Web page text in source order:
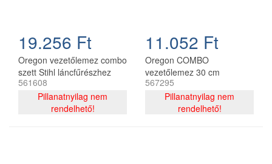
19.256 Ft
Oregon vezetőlemez combo
szett Stihl láncfűrészhez
325 - 1,6 mm 40 cm 67
szemes
561608
Pillanatnyilag nem
rendelhető!
11.052 Ft
Oregon COMBO
vezetőlemez 30 cm
120SDEA074 + 2 db
91P044E lánc 3/8P 1.3 mm
44 szemes
567295
Pillanatnyilag nem
rendelhető!